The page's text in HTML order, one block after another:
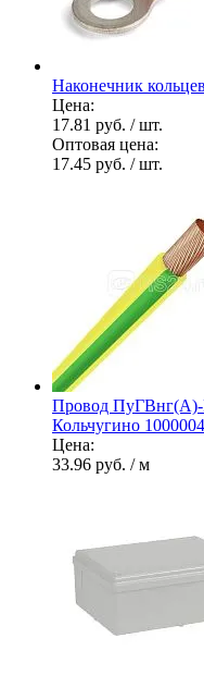
Наконечник
Цена:
17.81 руб. / шт.
Оптовая цена:
17.45 руб. / шт.
Провод ПуГВнг(А)-
Кольчугино
Цена:
33.96 руб. / м